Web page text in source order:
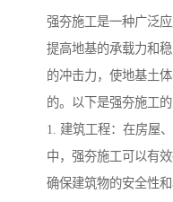
强夯施工是一种广泛
提高地基的承载力和
的冲击力，使地基土
的。以下是强夯施工的
1. 建筑工程：在房屋
中，强夯施工可以有
确保建筑物的安全性和